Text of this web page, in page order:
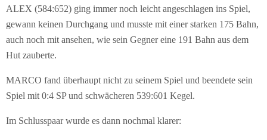
ALEX (584:652) ging immer noch leicht angeschlagen ins Spiel,
gewann keinen Durchgang und musste mit einer starken 175 Bahn,
auch noch mit ansehen, wie sein Gegner eine 191 Bahn aus dem
Hut zauberte.
MARCO fand überhaupt nicht zu seinem Spiel und beendete sein
Spiel mit 0:4 SP und schwächeren 539:601 Kegel.
Im Schlusspaar wurde es dann nochmal klarer: